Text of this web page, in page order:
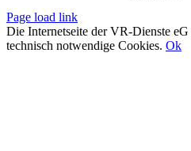
Page load link
Die Internetseite der VR-Dienste
technisch notwendige Cookies. Ok